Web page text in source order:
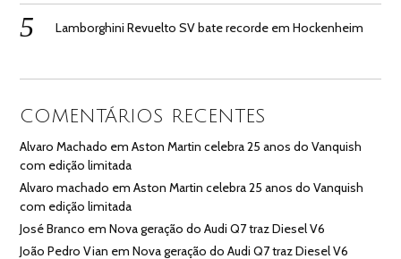
Lamborghini Revuelto SV bate recorde em Hockenheim
COMENTÁRIOS RECENTES
Alvaro Machado emAston Martin celebra 25 anos do Vanquish
com edição limitada
Alvaro machado emAston Martin celebra 25 anos do Vanquish
com edição limitada
José Branco emNova geração do Audi Q7 traz Diesel V6
João Pedro Vian emNova geração do Audi Q7 traz Diesel V6